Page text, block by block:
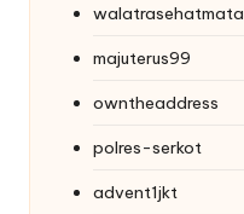
walatrasehatmata
majuterus99
owntheaddress
polres-serkot
advent1jkt